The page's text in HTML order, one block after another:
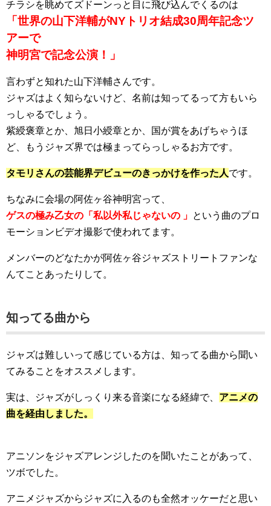
チラシを眺めてズドーンっと目に飛び込んでくるのは
「世界の山下洋輔がNYトリオ結成30周年記念ツ
アーで
神明宮で記念公演！」
言わずと知れた山下洋輔さんです。
ジャズはよく知らないけど、名前は知ってるって方もいら
っしゃるでしょう。
紫綬褒章とか、旭日小綬章とか、国が賞をあげちゃうほ
ど、もうジャズ界では極まってらっしゃるお方です。
タモリさんの芸能界デビューのきっかけを作った人です。
ちなみに会場の阿佐ヶ谷神明宮って、
ゲスの極み乙女の「私以外私じゃないの 」 という曲のプロ
モーションビデオ撮影で使われてます。
メンバーのどなたかが阿佐ヶ谷ジャズストリートファンな
んてことあったりして。
知ってる曲から
ジャズは難しいって感じている方は、知ってる曲から聞い
てみることをオススメします。
実は、ジャズがしっくり来る音楽になる経緯で、 アニメの
曲を経由しました。
アニソンをジャズアレンジしたのを聞いたことがあって、
ツボでした。
アニメジャズからジャズに入るのも全然オッケーだと思い